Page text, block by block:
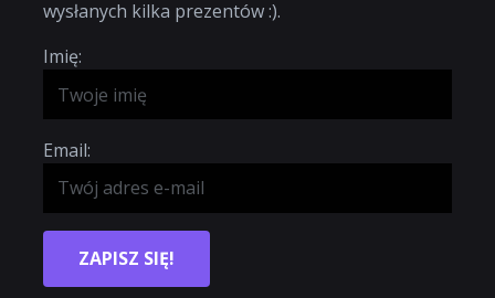
wysłanych kilka prezentów :).
Imię:
Email:
ZAPISZ SIĘ!